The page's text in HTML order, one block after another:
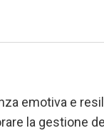
emotiva e
la gestione